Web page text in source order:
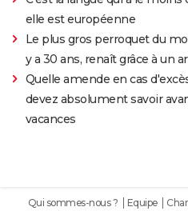
elle est européenne
Le plus gros perroquet du
y a 30 ans, renaît grâce à un
Quelle amende en cas
devez absolument savoir
vacances
Qui sommes-nous ? Equipe